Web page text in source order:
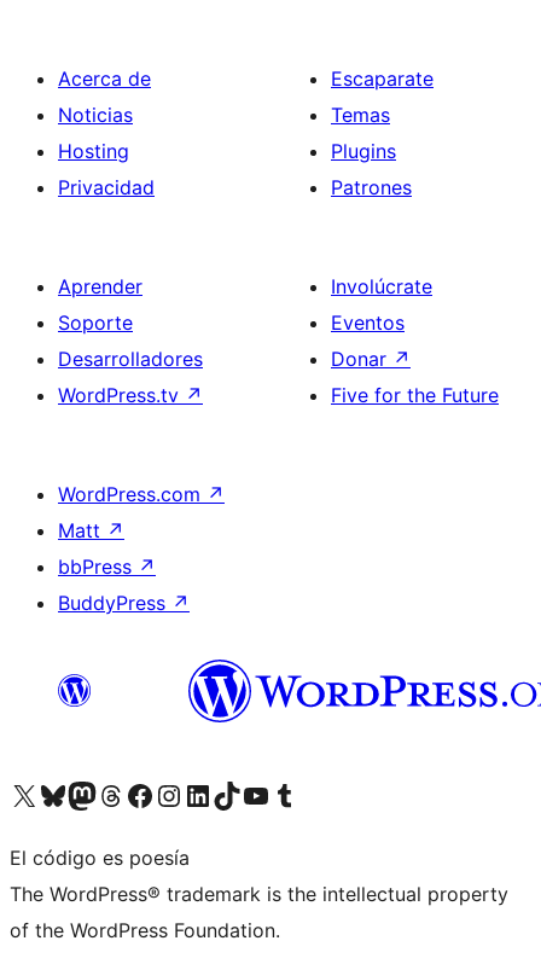
Acerca de
Noticias
Hosting
Privacidad
Escaparate
Temas
Plugins
Patrones
Aprender
Soporte
Desarrolladores
WordPress.tv ↗
Involúcrate
Eventos
Donar ↗
Five for the Future
WordPress.com ↗
Matt ↗
bbPress ↗
BuddyPress ↗
Visita nuestra cuenta de X (anteriormente Twitter)
Visita nuestra cuenta de Bluesky
Visita nuestra cuenta de Mastodon
Visita nuestra cuenta de Threads
Visita nuestra página de Facebook
Visita nuestra cuenta de Instagram
Visita nuestra cuenta de LinkedIn
Visita nuestra cuenta de TikTok
Visita nuestro canal de YouTube
Visita nuestra cuenta de Tumblr
El código es poesía
The WordPress® trademark is the intellectual property
of the WordPress Foundation.